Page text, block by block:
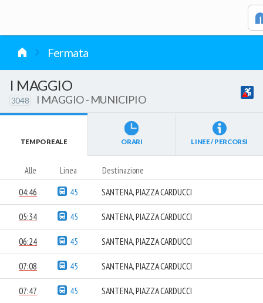
Fermata
I MAGGIO
3048 I MAGGIO - MUNICIPIO
TEMPO REALE ORARI LINEE / PERCORSI
Alle Linea Destinazione
04:46 45 SANTENA, PIAZZA CARDUCCI
05:34 45 SANTENA, PIAZZA CARDUCCI
06:24 45 SANTENA, PIAZZA CARDUCCI
07:08 45 SANTENA, PIAZZA CARDUCCI
07:47 45 SANTENA, PIAZZA CARDUCCI